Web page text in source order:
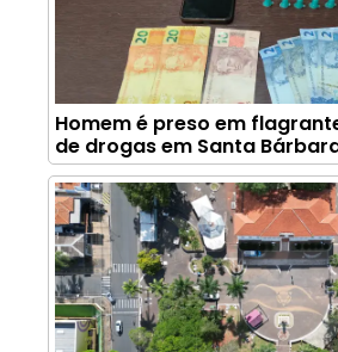
Homem é preso em
de drogas em Santa